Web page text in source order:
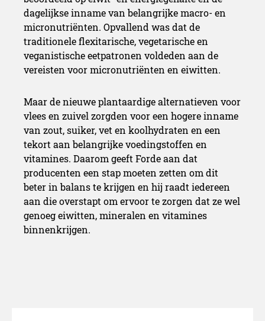
dagelijkse inname van belangrijke macro- en
micronutriënten. Opvallend was dat de
traditionele flexitarische, vegetarische en
veganistische eetpatronen voldeden aan de
vereisten voor micronutriënten en eiwitten.
Maar de nieuwe plantaardige alternatieven voor
vlees en zuivel zorgden voor een hogere inname
van zout, suiker, vet en koolhydraten en een
tekort aan belangrijke voedingstoffen en
vitamines. Daarom geeft Forde aan dat
producenten een stap moeten zetten om dit
beter in balans te krijgen en hij raadt iedereen
aan die overstapt om ervoor te zorgen dat ze wel
genoeg eiwitten, mineralen en vitamines
binnenkrijgen.